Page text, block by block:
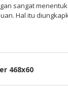
sangat
Hal itu